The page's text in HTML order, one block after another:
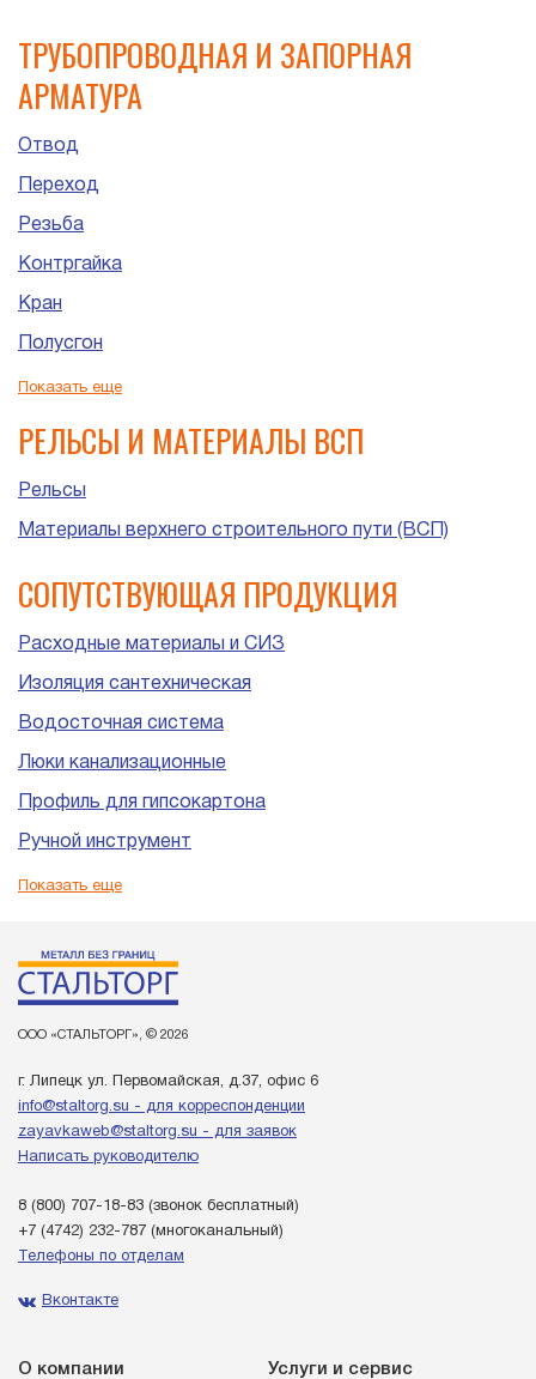
ТРУБОПРОВОДНАЯ И ЗАПОРНАЯ
АРМАТУРА
Отвод
Переход
Резьба
Контргайка
Кран
Полусгон
Сгон
Показать еще
РЕЛЬСЫ И МАТЕРИАЛЫ ВСП
Рельсы
Материалы верхнего строительного пути (ВСП)
СОПУТСТВУЮЩАЯ ПРОДУКЦИЯ
Расходные материалы и СИЗ
Изоляция сантехническая
Водосточная система
Люки канализационные
Профиль для гипсокартона
Ручной инструмент
Пластиковые трубы и фитинги для канализации
Показать еще
ООО «СТАЛЬТОРГ», © 2026
г. Липецк ул. Первомайская, д.37, офис 6
info@staltorg.su - для корреспонденции
zayavkaweb@staltorg.su - для заявок
Написать руководителю
8 (800) 707-18-83 (звонок бесплатный)
+7 (4742) 232-787 (многоканальный)
Телефоны по отделам
Вконтакте
О компании Услуги и сервис